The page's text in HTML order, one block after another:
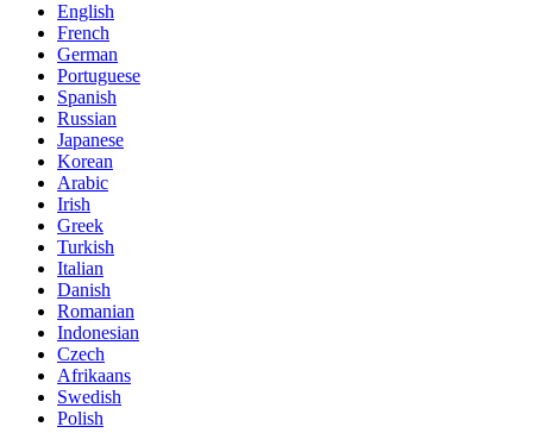
English
French
German
Portuguese
Spanish
Russian
Japanese
Korean
Arabic
Irish
Greek
Turkish
Italian
Danish
Romanian
Indonesian
Czech
Afrikaans
Swedish
Polish